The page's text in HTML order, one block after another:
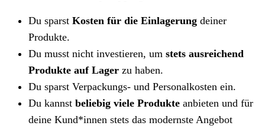
Du sparst Kosten für die Einlagerung deiner
Produkte.
Du musst nicht investieren, um stets ausreichend
Produkte auf Lager zu haben.
Du sparst Verpackungs- und Personalkosten ein.
Du kannst beliebig viele Produkte anbieten und für
deine Kund*innen stets das modernste Angebot